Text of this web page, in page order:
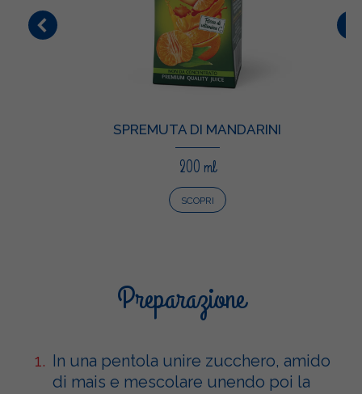
SPREMUTA DI MANDARINI
200 ml
SCOPRI
Preparazione
In una pentola unire zucchero, amido
di mais e mescolare unendo poi la